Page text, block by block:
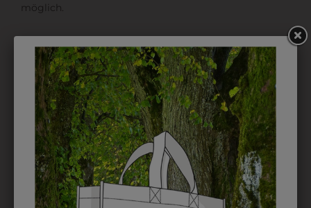
möglich.
DRUCK
Perfekt für große Logos und für kleine Details, jedoch
kostet jede Farbe extra und ist erst ab 12 Stück
möglich. Waschbar bis zu 60°C.